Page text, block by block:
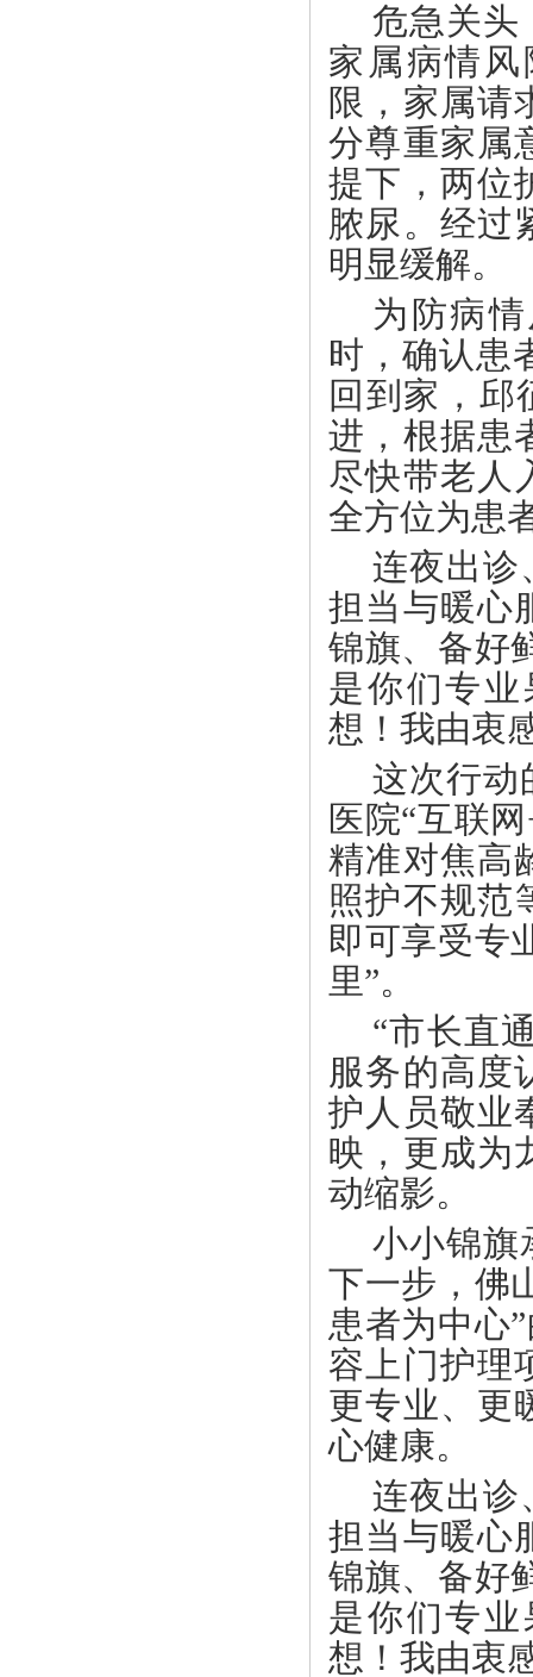
危急关头
家属病情
限，家属请
分尊重家属
提下，两位
脓尿。经过
明显缓解。
为防病
时，确认患
回到家，邱
进，根据患
尽快带老
全方位为患
连夜出诊
担当与暖心
锦旗、备好
是你们专
想！我由衷
这次行动
医院“互联
精准对焦高
照护不规
即可享受专
里”。
“市长直
服务的高度
护人员敬业
映，更成为
动缩影。
小小锦旗
下一步，佛
患者为中心
容上门护理
更专业、更
心健康。
连夜出诊
担当与暖心
锦旗、备好
是你们专
想！我由衷